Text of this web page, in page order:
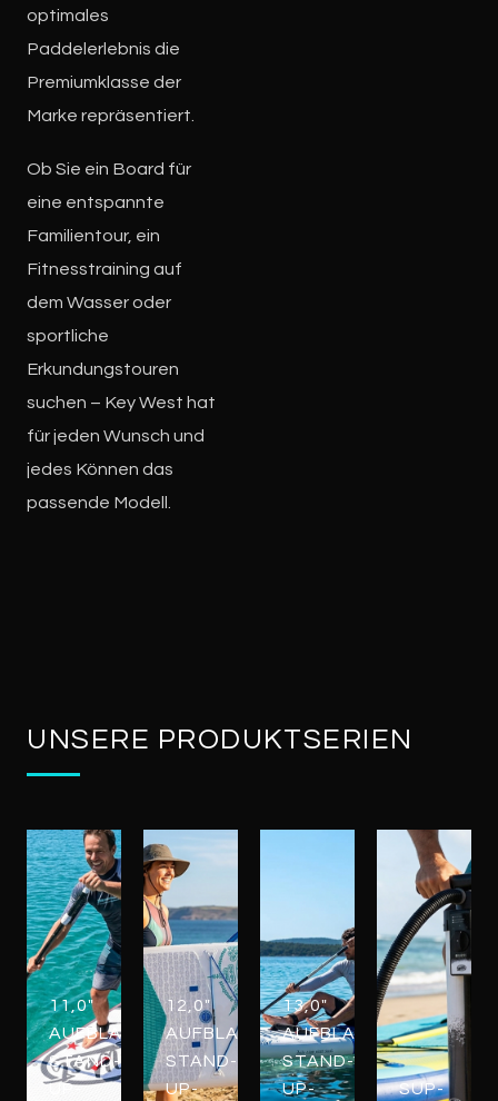
optimales
Paddelerlebnis die
Premiumklasse der
Marke repräsentiert.
Ob Sie ein Board für
eine entspannte
Familientour, ein
Fitnesstraining auf
dem Wasser oder
sportliche
Erkundungstouren
suchen – Key West hat
für jeden Wunsch und
jedes Können das
passende Modell.
UNSERE PRODUKTSERIEN
11,0"
AUFBLASBARE
STAND-
UP-
12,0"
AUFBLASBARE
STAND-
UP-
13,0"
AUFBLASBARE
STAND-
UP-
SUP-